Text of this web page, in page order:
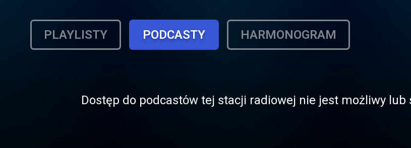
PLAYLISTY PODCASTY HARMONOGRAM
Dostęp do podcastόw tej stacji radiowej nie jest możliwy